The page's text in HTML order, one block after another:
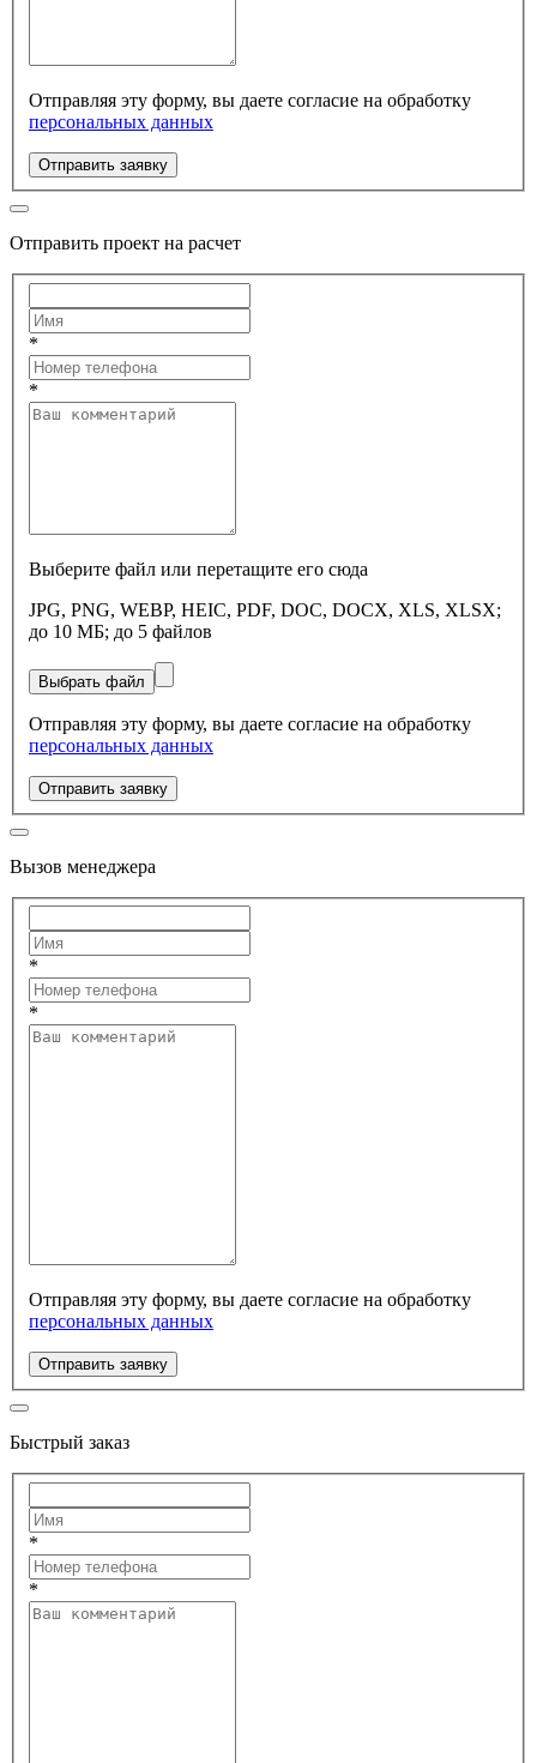
Отправляя эту форму, вы даете согласие на обработку
персональных данных
Отправить заявку
Отправить проект на расчет
*
*
Выберите файл или перетащите его сюда
JPG, PNG, WEBP, HEIC, PDF, DOC, DOCX, XLS, XLSX;
до 10 МБ; до 5 файлов
Выбрать файл
Отправляя эту форму, вы даете согласие на обработку
персональных данных
Отправить заявку
Вызов менеджера
*
*
Отправляя эту форму, вы даете согласие на обработку
персональных данных
Отправить заявку
Быстрый заказ
*
*